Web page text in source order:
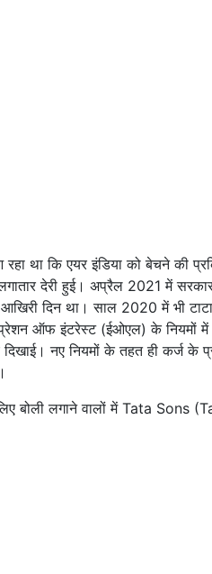
था कि एयर इंडिया को बेचने की
देरी हुई। अप्रैल 2021 में
दिन था। साल 2020 में भी
ऑफ इंटरेस्ट (ईओएल) के नियमों में
नए नियमों के तहत ही कर्ज के
बोली लगाने वालों में Tata Sons